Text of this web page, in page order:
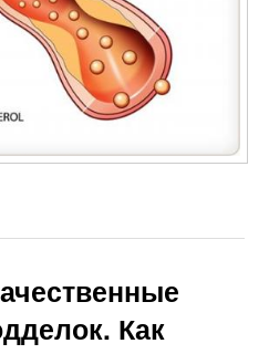
Как